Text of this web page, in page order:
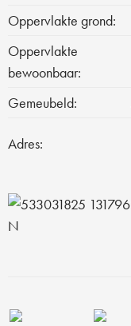
Oppervlakte grond:
Oppervlakte
bewoonbaar:
Gemeubeld:
Adres: